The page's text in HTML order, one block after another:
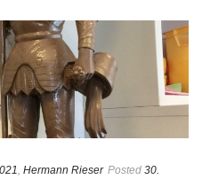
, Hermann Rieser Posted 30.